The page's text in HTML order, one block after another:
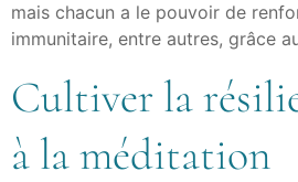
mais chacun a le pouvoir de
immunitaire, entre autres, grâce
Cultiver la
à la méditation